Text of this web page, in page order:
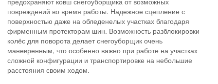
повреждений во время работы. Надежное сцепление с
поверхностью даже на обледенелых участках благодаря
фирменным протекторам шин. Возможность разблокировки
колёс для поворота делает снегоуборщик очень
маневренным, что особенно важно при работе на участках
сложной конфигурации и транспортировке на небольшие
расстояния своим ходом.